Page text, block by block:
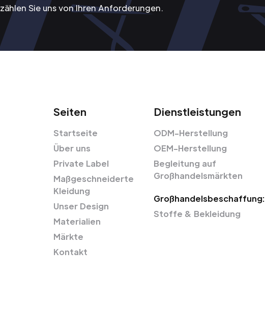
Sie uns von Ihren Anforderungen.
Seiten
Startseite
Über uns
Private Label
Maßgeschneiderte
Kleidung
Unser Design
Materialien
Märkte
Kontakt
Dienstleistungen
ODM-Herstellung
OEM-Herstellung
Begleitung auf
Großhandelsmärkten
Großhandelsbeschaffung:
Stoffe & Bekleidung